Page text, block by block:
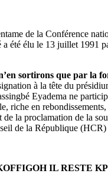
de la Conférence
été élu le 13 juillet 1991
sortirons que par la
à la tête du
Eyadema ne
riche en
la proclamation de la
de la République
IL RESTE